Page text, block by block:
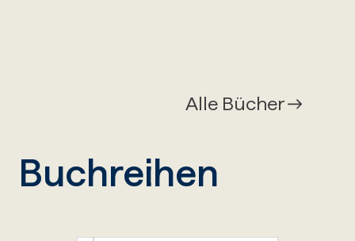
Alle Bücher
Buchreihen